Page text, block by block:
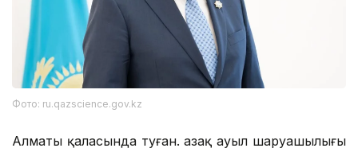
Фото: ru.qazscience.gov.kz
Алматы қаласында туған. Қазақ ауыл шаруашылығы